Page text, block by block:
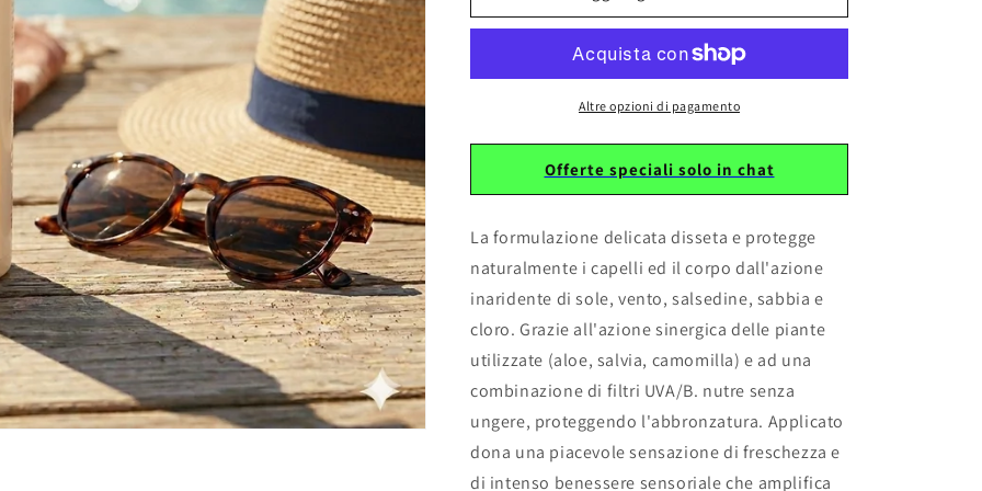
protettivo
da
protettivo
capelli
da
100ml
Altre opzioni di pagamento
Offerte speciali solo in chat
La formulazione delicata disseta e protegge
naturalmente i capelli ed il corpo dall'azione
inaridente di sole, vento, salsedine, sabbia e
cloro.Grazie all'azione sinergica delle piante
utilizzate (aloe, salvia, camomilla) e ad una
combinazione di filtri UVA/B. nutre senza
ungere, proteggendo l'abbronzatura. Applicato
dona una piacevolesensazione di freschezza e
di intenso benessere sensoriale che amplifica